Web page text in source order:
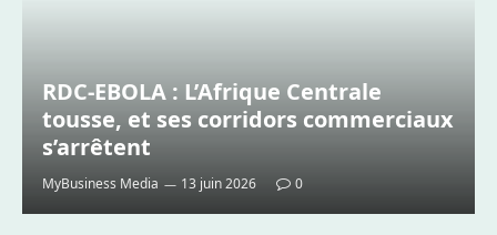
RDC-EBOLA : L’Afrique Centrale
tousse, et ses corridors commerciaux
s’arrêtent
MyBusiness Media 13 juin 2026 0